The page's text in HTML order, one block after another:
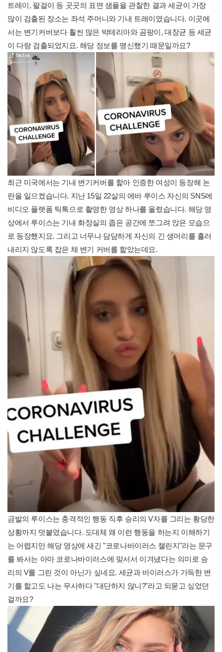
트레이, 팔걸이 등 곳곳의 표면 샘플을 관찰한 결과 세균이 가장
많이 검출된 장소는 좌석 주머니와 기내 트레이였습니다. 이곳에
서는 변기커버보다 훨씬 많은 박테리아와 곰팡이, 대장균 등 세균
이 다랑 검출되었지요. 해당 정보를 맹신했기 때문일까요?
최근 미국에서는 기내 변기커버를 핥아 인증한 여성이 등장해 논
란을 일으켰습니다. 지난 15일 22살의 에바 루이스 자신의 SNS에
비디오 플랫폼 틱톡으로 촬영한 영상 하나를 올렸습니다. 해당 영
상에서 루이스는 기내 화장실의 좁은 공간에 쪼그려 앉은 모습으
로 등장했지요. 그리고 너무나 담담하게 자신의 긴 생머리를 흘러
내리지 않도록 잡은 채 변기 커버를 핥았는데요.
금발의 루이스는 충격적인 행동 직후 승리의 V자를 그리는 황당한
상황까지 덧붙였습니다. 도대체 왜 이런 행동을 하는지 이해하기
는 어렵지만 해당 영상에 새긴 "코로나바이러스 챌린지"라는 문구
를 봐서는 아마 코로나바이러스에 맞서서 이겨냈다는 의미로 승
리의 V를 그린 것이 아닌가 싶네요. 세균과 바이러스가 가득한 변
기를 핥고도 나는 무사하다 "대단하지 않니?"라고 되묻고 싶었던
걸까요?